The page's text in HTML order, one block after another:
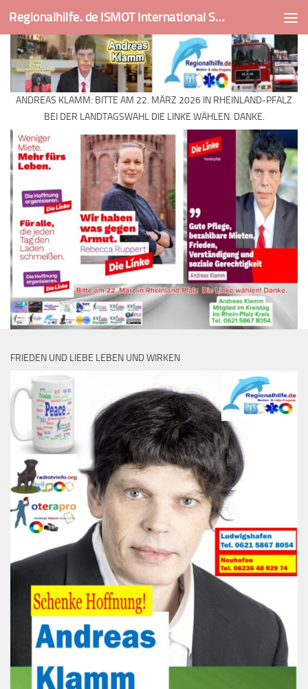
Skip to content Regionalhilfe. de ISMOT International Social And Medical Outreach Team
ANDREAS KLAMM: BITTE AM 22. MÄRZ 2026 IN RHEINLAND-PFALZ
BEI DER LANDTAGSWAHL DIE LINKE WÄHLEN. DANKE.
FRIEDEN UND LIEBE LEBEN UND WIRKEN